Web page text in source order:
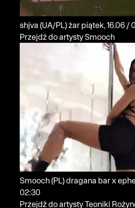
shjva (UA/PL)żar
Przejdź do artysty Smooch
Smooch(PL)dragana bar x
02:30
Przejdź do artysty Teoniki